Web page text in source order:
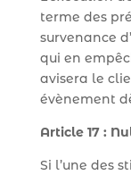
terme des
survenance
qui en
avisera le
évènement
Article 17 :
Si l’une des